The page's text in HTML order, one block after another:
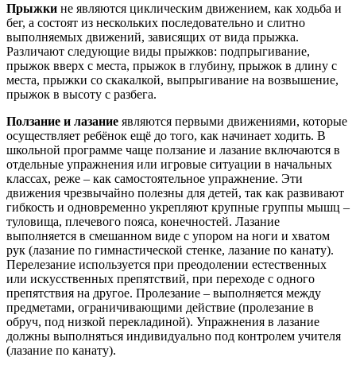
Прыжки не являются циклическим движением, как ходьба и
бег, а состоят из нескольких последовательно и слитно
выполняемых движений, зависящих от вида прыжка.
Различают следующие виды прыжков: подпрыгивание,
прыжок вверх с места, прыжок в глубину, прыжок в длину с
места, прыжки со скакалкой, выпрыгивание на возвышение,
прыжок в высоту с разбега.
Ползание и лазание являются первыми движениями, которые
осуществляет ребёнок ещё до того, как начинает ходить. В
школьной программе чаще ползание и лазание включаются в
отдельные упражнения или игровые ситуации в начальных
классах, реже – как самостоятельное упражнение. Эти
движения чрезвычайно полезны для детей, так как развивают
гибкость и одновременно укрепляют крупные группы мышц –
туловища, плечевого пояса, конечностей. Лазание
выполняется в смешанном виде с упором на ноги и хватом
рук (лазание по гимнастической стенке, лазание по канату).
Перелезание используется при преодолении естественных
или искусственных препятствий, при переходе с одного
препятствия на другое. Пролезание – выполняется между
предметами, ограничивающими действие (пролезание в
обруч, под низкой перекладиной). Упражнения в лазание
должны выполняться индивидуально под контролем учителя
(лазание по канату).